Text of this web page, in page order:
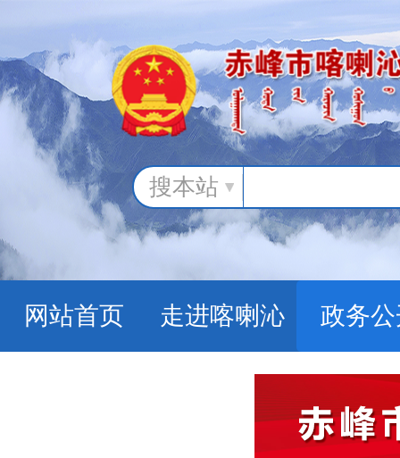
搜本站
网站首页 走进喀喇沁 政务